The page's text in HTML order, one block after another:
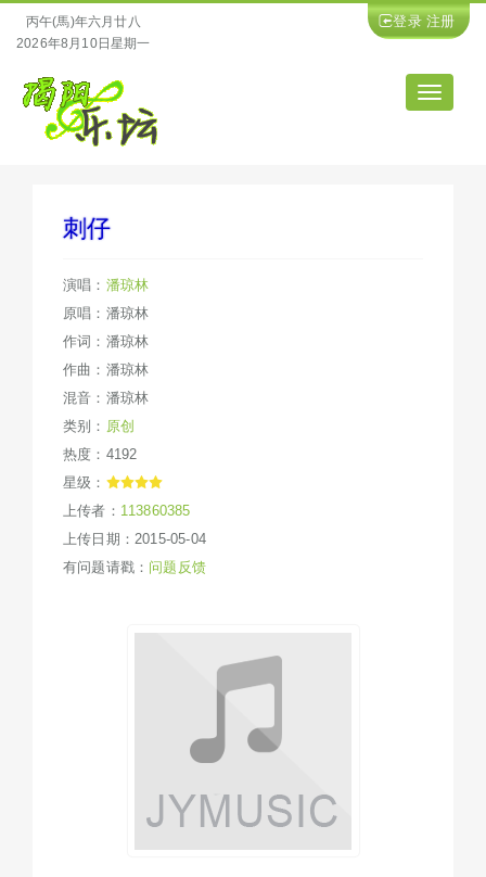
丙午(馬)年六月廿八
2026年8月10日星期一
登录 注册
导
航
刺仔
演唱： 潘琼林
原唱：潘琼林
作词：潘琼林
作曲：潘琼林
混音：潘琼林
类别： 原创
热度：4192
星级：
上传者： 113860385
上传日期：2015-05-04
有问题请戳： 问题反馈